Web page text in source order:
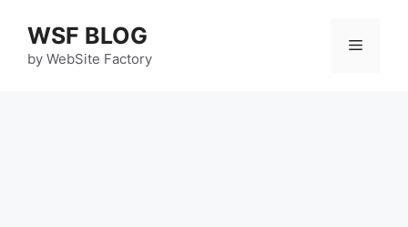
WSF BLOG
by WebSite Factory
メ